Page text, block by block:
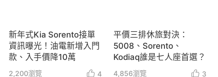
新年式Kia Sorento接單
資訊曝光！油電新增入門
款、入手價降10萬
2,200瀏覽 4
平價三排休旅對決：
5008、Sorento、
Kodiaq誰是七人座首選？
4,856瀏覽 3